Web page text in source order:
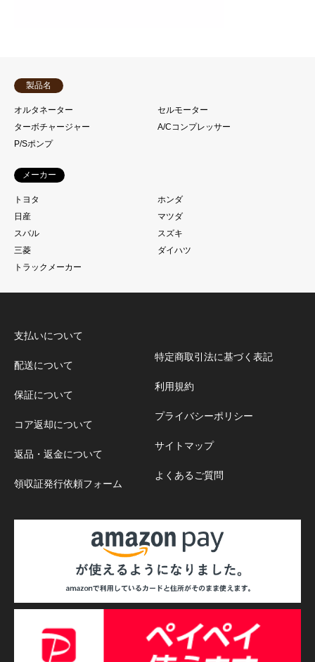
製品名
オルタネーター
セルモーター
ターボチャージャー
A/Cコンプレッサー
P/Sポンプ
メーカー
トヨタ
ホンダ
日産
マツダ
スバル
スズキ
三菱
ダイハツ
トラックメーカー
支払いについて
配送について
保証について
コア返却について
返品・返金について
領収証発行依頼フォーム
特定商取引法に基づく表記
利用規約
プライバシーポリシー
サイトマップ
よくあるご質問